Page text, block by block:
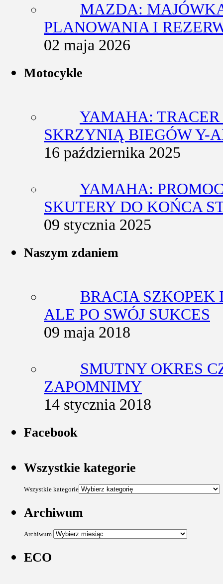
MAZDA:
PLANOWANIA I
02 maja 2026
Motocykle
YAMAHA: TRACER
SKRZYNIĄ BIEGÓW Y-
16 października 2025
YAMAHA:
SKUTERY DO KOŃCA
09 stycznia 2025
Naszym zdaniem
BRACIA
ALE PO SWÓJ SUKCES
09 maja 2018
SMUTNY OKRES
ZAPOMNIMY
14 stycznia 2018
Facebook
Wszystkie kategorie
Wszystkie kategorie
Archiwum
Archiwum
ECO